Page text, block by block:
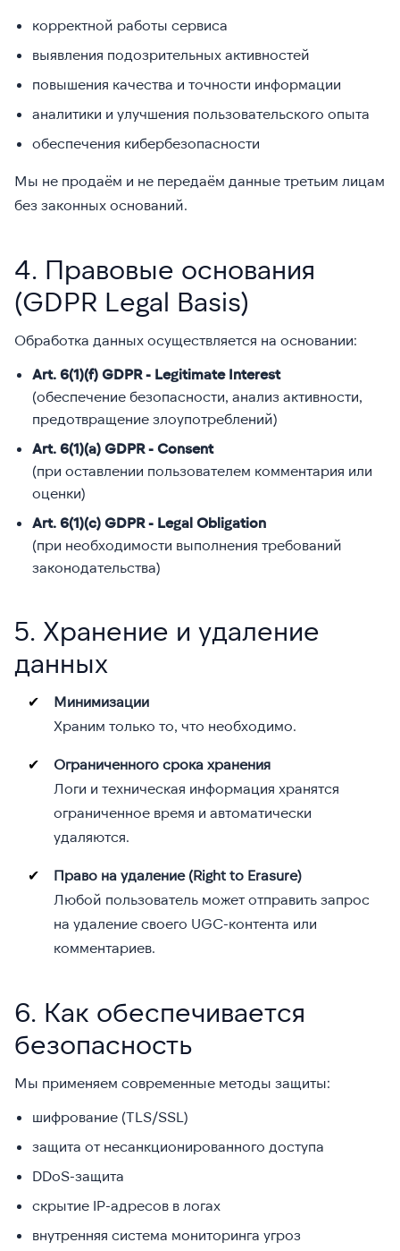
корректной работы сервиса
выявления подозрительных активностей
повышения качества и точности информации
аналитики и улучшения пользовательского опыта
обеспечения кибербезопасности
Мы не продаём и не передаём данные третьим лицам
без законных оснований.
4. Правовые основания
(GDPR Legal Basis)
Обработка данных осуществляется на основании:
Art. 6(1)(f) GDPR - Legitimate Interest
(обеспечение безопасности, анализ активности,
предотвращение злоупотреблений)
Art. 6(1)(a) GDPR - Consent
(при оставлении пользователем комментария или
оценки)
Art. 6(1)(c) GDPR - Legal Obligation
(при необходимости выполнения требований
законодательства)
5. Хранение и удаление
данных
Минимизации
Храним только то, что необходимо.
Ограниченного срока хранения
Логи и техническая информация хранятся
ограниченное время и автоматически
удаляются.
Право на удаление (Right to Erasure)
Любой пользователь может отправить запрос
на удаление своего UGC-контента или
комментариев.
6. Как обеспечивается
безопасность
Мы применяем современные методы защиты:
шифрование (TLS/SSL)
защита от несанкционированного доступа
DDoS-защита
скрытие IP-адресов в логах
внутренняя система мониторинга угроз